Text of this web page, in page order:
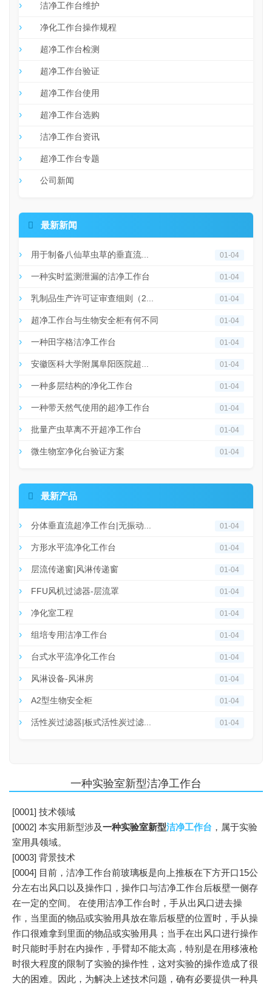
洁净工作台维护
净化工作台操作规程
超净工作台检测
超净工作台验证
超净工作台使用
超净工作台选购
洁净工作台资讯
超净工作台专题
公司新闻
 最新新闻
用于制备八仙草虫草的垂直流... 01-04
一种实时监测泄漏的洁净工作台 01-04
乳制品生产许可证审查细则（2... 01-04
超净工作台与生物安全柜有何不同 01-04
一种田字格洁净工作台 01-04
安徽医科大学附属阜阳医院超... 01-04
一种多层结构的净化工作台 01-04
一种带天然气使用的超净工作台 01-04
批量产虫草离不开超净工作台 01-04
微生物室净化台验证方案 01-04
 最新产品
分体垂直流超净工作台|无振动... 01-04
方形水平流净化工作台 01-04
层流传递窗|风淋传递窗 01-04
FFU风机过滤器-层流罩 01-04
净化室工程 01-04
组培专用洁净工作台 01-04
台式水平流净化工作台 01-04
风淋设备-风淋房 01-04
A2型生物安全柜 01-04
活性炭过滤器|板式活性炭过滤... 01-04
一种实验室新型洁净工作台
[0001] 技术领域
[0002] 本实用新型涉及一种实验室新型洁净工作台 ，属于实验
室用具领域。
[0003] 背景技术
[0004] 目前，洁净工作台前玻璃板是向上推板在下方开口15公
分左右出风口以及操作口，操作口与洁净工作台后板壁一侧存
在一定的空间。 在使用洁净工作台时，手从出风口进去操
作，当里面的物品或实验用具放在靠后板壁的位置时，手从操
作口很难拿到里面的物品或实验用具；当手在出风口进行操作
时只能时手肘在内操作，手臂却不能太高，特别是在用移液枪
时很大程度的限制了实验的操作性，这对实验的操作造成了很
大的困难。因此，为解决上述技术问题，确有必要提供一种具